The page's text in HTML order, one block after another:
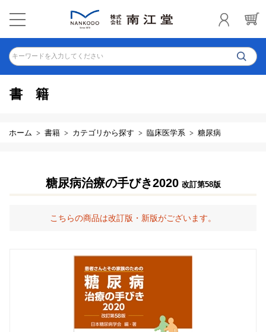
キーワードを入力してください
書籍
ホーム 書籍 カテゴリから探す 臨床医学系 糖尿病
糖尿病治療の手びき2020 改訂第58版
こちらの商品は改訂版・新版がございます。